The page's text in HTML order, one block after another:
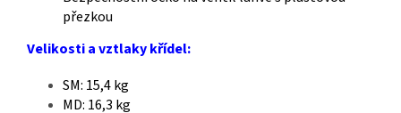
přezkou
Velikosti a vztlaky křídel:
SM: 15,4 kg
MD: 16,3 kg